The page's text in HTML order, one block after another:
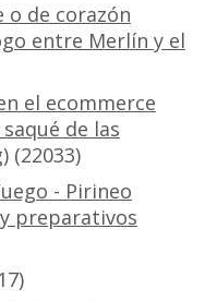
o de corazón
entre Merlín y el
el ecommerce
de las
(22033)
- Pirineo
preparativos